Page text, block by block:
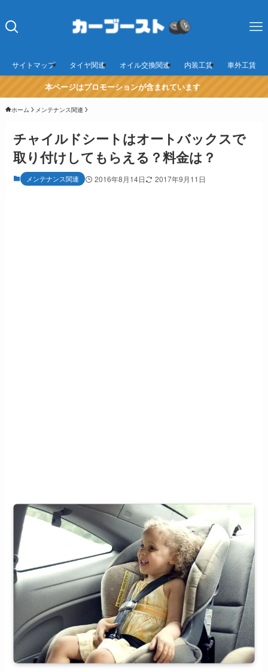
サイトマップ タイヤ関連 オイル交換関連 内装工賃 車外工賃
本ページはプロモーションが含まれています
ホーム メンテナンス関連
チャイルドシートはオートバックスで
取り付けしてもらえる？料金は？
メンテナンス関連 2016年8月14日 2017年9月11日